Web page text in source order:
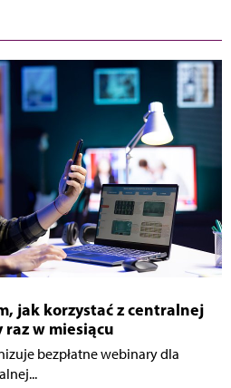
jak korzystać z centralnej
w miesiącu
bezpłatne webinary dla